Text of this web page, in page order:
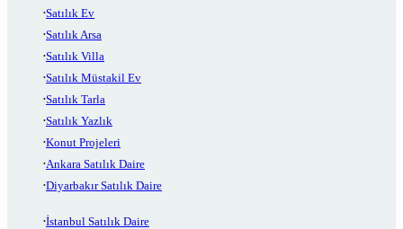
Satılık Ev
Satılık Arsa
Satılık Villa
Satılık Müstakil Ev
Satılık Tarla
Satılık Yazlık
Konut Projeleri
Ankara Satılık Daire
Diyarbakır Satılık Daire
İstanbul Satılık Daire